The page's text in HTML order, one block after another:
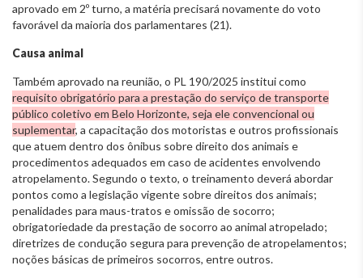
aprovado em 2º turno, a matéria precisará novamente do voto
favorável da maioria dos parlamentares (21).
Causa animal
Também aprovado na reunião, o PL 190/2025 institui como
requisito obrigatório para a prestação do serviço de transporte
público coletivo em Belo Horizonte, seja ele convencional ou
suplementar, a capacitação dos motoristas e outros profissionais
que atuem dentro dos ônibus sobre direito dos animais e
procedimentos adequados em caso de acidentes envolvendo
atropelamento. Segundo o texto, o treinamento deverá abordar
pontos como a legislação vigente sobre direitos dos animais;
penalidades para maus-tratos e omissão de socorro;
obrigatoriedade da prestação de socorro ao animal atropelado;
diretrizes de condução segura para prevenção de atropelamentos;
noções básicas de primeiros socorros, entre outros.